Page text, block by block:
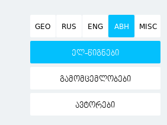
GEO RUS ENG ABH MISC
ელ-წიგნები
გამომცემლობები
ავტორები